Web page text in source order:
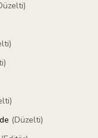
(Düzelti)